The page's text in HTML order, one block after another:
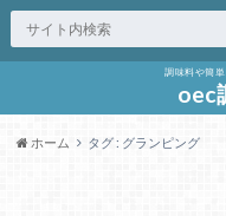
調味料や簡
oec
ホーム タグ : グランピング